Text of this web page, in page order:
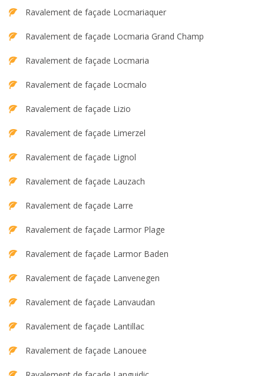
Ravalement de façade Locmariaquer
Ravalement de façade Locmaria Grand Champ
Ravalement de façade Locmaria
Ravalement de façade Locmalo
Ravalement de façade Lizio
Ravalement de façade Limerzel
Ravalement de façade Lignol
Ravalement de façade Lauzach
Ravalement de façade Larre
Ravalement de façade Larmor Plage
Ravalement de façade Larmor Baden
Ravalement de façade Lanvenegen
Ravalement de façade Lanvaudan
Ravalement de façade Lantillac
Ravalement de façade Lanouee